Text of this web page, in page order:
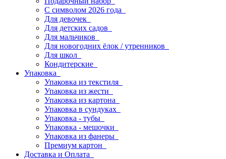
С символом 2026 года
Для девочек
Для детских садов
Для мальчиков
Для новогодних ёлок / утренников
Для школ
Кондитерские
Упаковка
Упаковка из текстиля
Упаковка из жести
Упаковка из картона
Упаковка в сундуках
Упаковка - тубы
Упаковка - мешочки
Упаковка из фанеры
Премиум картон
Доставка и Оплата